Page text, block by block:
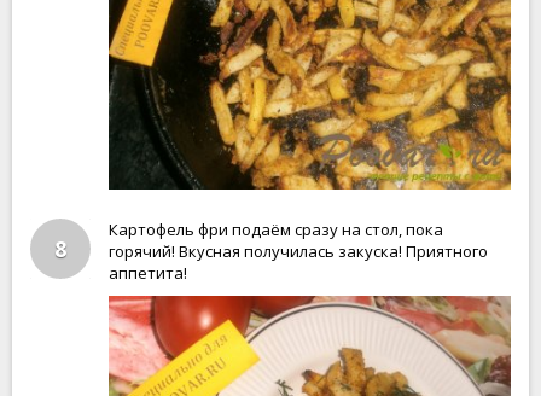
8
Картофель фри подаём сразу на стол, пока
горячий! Вкусная получилась закуска! Приятного
аппетита!